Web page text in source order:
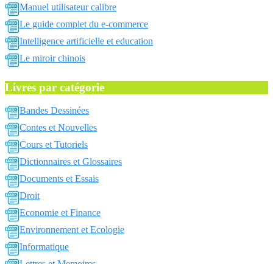
Manuel utilisateur calibre
Le guide complet du e-commerce
Intelligence artificielle et education
Le miroir chinois
Livres par catégorie
Bandes Dessinées
Contes et Nouvelles
Cours et Tutoriels
Dictionnaires et Glossaires
Documents et Essais
Droit
Economie et Finance
Environnement et Ecologie
Informatique